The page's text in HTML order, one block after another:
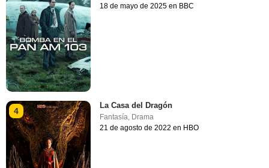
18 de mayo de 2025 en BBC
4
La Casa del Dragón
Fantasía, Drama
21 de agosto de 2022 en HBO